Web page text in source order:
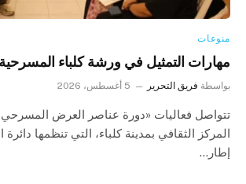
منوعات
مهارات التمثيل في ورشة كلباء المسرحية
بواسطة فريق التحرير 5 أغسطس، 2026
تتواصل فعاليات «دورة عناصر العرض
المركز الثقافي بمدينة كلباء، التي تنظمها
إطار…